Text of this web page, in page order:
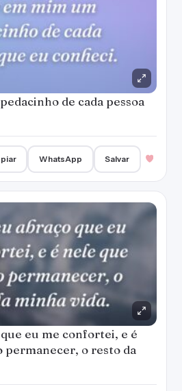
de cada pessoa
WhatsApp Salvar
eu me confortei, e é
permanecer, o resto da